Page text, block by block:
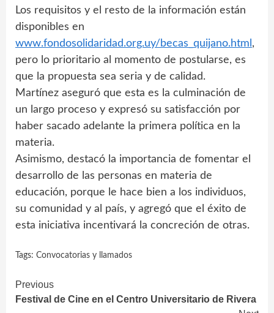
Los requisitos y el resto de la información están
disponibles en
www.fondosolidaridad.org.uy/becas_quijano.html ,
pero lo prioritario al momento de postularse, es
que la propuesta sea seria y de calidad.
Martínez aseguró que esta es la culminación de
un largo proceso y expresó su satisfacción por
haber sacado adelante la primera política en la
materia.
Asimismo, destacó la importancia de fomentar el
desarrollo de las personas en materia de
educación, porque le hace bien a los individuos,
su comunidad y al país, y agregó que el éxito de
esta iniciativa incentivará la concreción de otras.
Tags: Convocatorias y llamados
Continue
Reading
Previous
Festival de Cine en el Centro Universitario de Rivera